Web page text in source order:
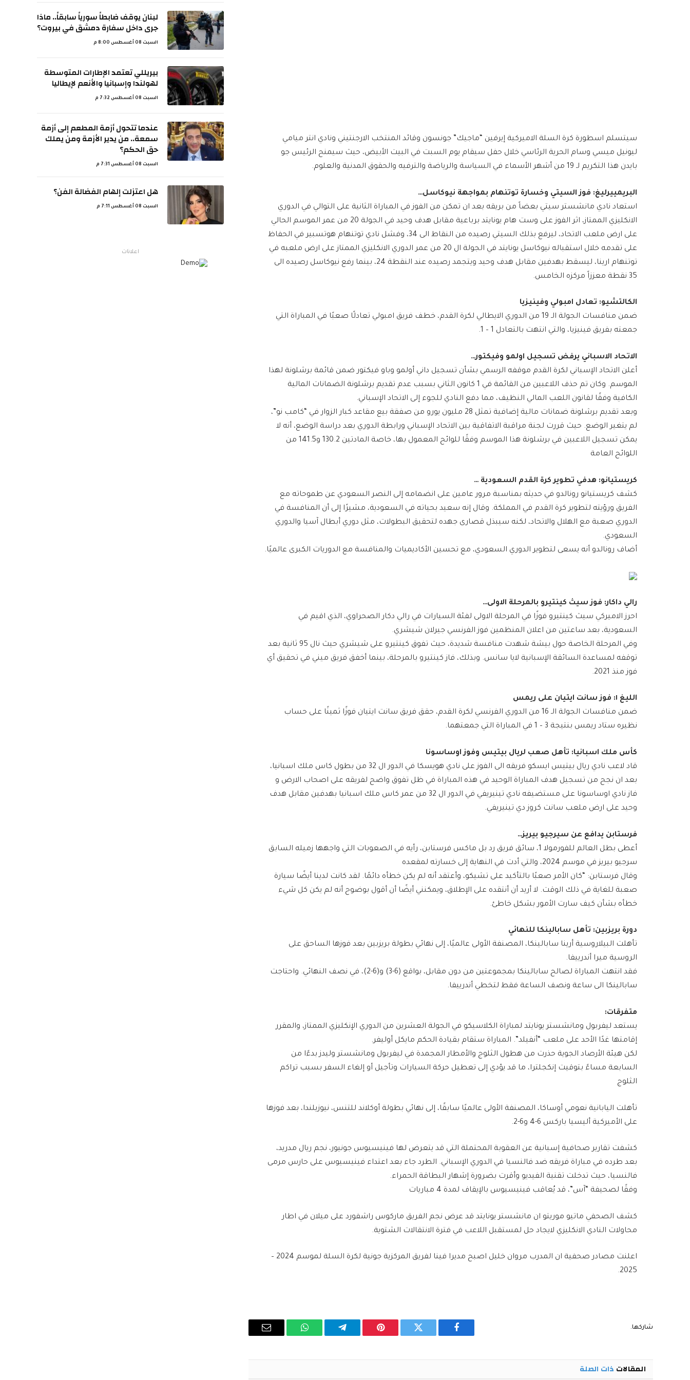
سيتسلم اسطورة كرة السلة الاميركية إيرفين “ماجيك” جونسون وقائد المنتخب الارجنتيني ونادي انتر ميامي ​​
ليونيل ميسي​​ وسام الحرية الرئاسي خلال حفل سيقام يوم السبت في البيت الأبيض، حيث سيمنح الرئيس ​جو
بايدن​ هذا التكريم لـ 19 من أشهر الأسماء في السياسة والرياضة والترفيه والحقوق المدنية والعلوم.
البريمييرليغ: فوز السيتي وخسارة توتنهام بمواجهة نيوكاسل…
استعاد نادي ​​مانشستر سيتي​​ بعضاً من بريقه بعد ان تمكن من الفوز في المباراة الثانية على التوالي في ​الدوري
الانكليزي الممتاز​، اثر الفوز على ​​وست هام يونايتد​​ برباعية مقابل هدف وحيد في الجولة 20 من عمر الموسم الحالي
على ارض ملعب الاتحاد، ليرفع بذلك السيتي رصيده من النقاط الى 34، وفشل نادي ​توتنهام هوتسبير​ في الحفاظ
على تقدمه خلال استقباله ​نيوكاسل يونايتد​ في الجولة ال 20 من عمر ​الدوري الانكليزي الممتاز​ على ارض ملعبه في
توتنهام ارينا، ليسقط بهدفين مقابل هدف وحيد ويتجمد رصيده عند النقطة 24، بينما رفع نيوكاسل رصيده الى
35 نقطة معززاً مركزه الخامس.
الكالتشيو: تعادل امبولي وفينيزيا
ضمن منافسات الجولة الـ 19 من ​الدوري الايطالي لكرة القدم​، خطف فريق ​امبولي​ تعادلًا صعبًا في المباراة التي
جمعته بفريق ​فينيزيا​، والتي انتهت بالتعادل 1 – 1.
​الاتحاد الاسباني​ يرفض تسجيل اولمو وفيكتور…
أعلن ​الاتحاد الإسباني لكرة القدم​ موقفه الرسمي بشأن تسجيل ​​داني أولمو​​ و​باو فيكتور​ ضمن قائمة ​برشلونة​ لهذا
الموسم. وكان تم حذف اللاعبين من القائمة في 1 كانون الثاني بسبب عدم تقديم برشلونة الضمانات المالية
الكافية وفقًا لقانون اللعب المالي النظيف، مما دفع النادي للجوء إلى الاتحاد الإسباني.
وبعد تقديم برشلونة ضمانات مالية إضافية تمثل 28 مليون يورو من صفقة بيع مقاعد كبار الزوار في “​كامب نو​”،
لم يتغير الوضع. حيث قررت لجنة مراقبة الاتفاقية بين الاتحاد الإسباني ورابطة الدوري بعد دراسة الوضع، أنه لا
يمكن تسجيل اللاعبين في برشلونة هذا الموسم وفقًا للوائح المعمول بها، خاصة المادتين 130.2 و141.5 من
اللوائح العامة
كريستيانو: هدفي تطوير كرة القدم السعودية …
كشف ​​كريستيانو رونالدو​​ في حديثه بمناسبة مرور عامين على انضمامه إلى ​النصر​ السعودي عن طموحاته مع
الفريق ورؤيته لتطوير كرة القدم في المملكة. وقال إنه سعيد بحياته في السعودية، مشيرًا إلى أن المنافسة في
الدوري صعبة مع ​الهلال​ و​الاتحاد​، لكنه سيبذل قصارى جهده لتحقيق البطولات، مثل ​دوري أبطال آسيا​ و​الدوري
السعودي​.
أضاف رونالدو أنه يسعى لتطوير الدوري السعودي، مع تحسين الأكاديميات والمنافسة مع الدوريات الكبرى عالميًا.
​رالي داكار​: فوز سيث كينتيرو بالمرحلة الاولى…
احرز الاميركي ​سيث كينتيرو​ فوزًا في المرحلة الاولى لفئة السيارات في ​رالي دكار​ الصحراوي، الذي اقيم في
السعودية، بعد ساعتين من اعلان المنظمين فوز الفرنسي جيرلان شيشري.
وفي المرحلة الخاصة حول بيشة شهدت منافسة شديدة، حيث تفوق كينتيرو على شيشري حيث نال 95 ثانية بعد
توقفه لمساعدة السائقة الإسبانية لايا سانس. وبذلك، فاز كينتيرو بالمرحلة، بينما أخفق فريق ميني في تحقيق أي
فوز منذ 2021.
الليغ ١: فوز سانت ايتيان على ريمس
ضمن منافسات الجولة الـ 16 من ​الدوري الفرنسي لكرة القدم​، حقق فريق ​سانت ايتيان​ فوزًا ثمينًا على حساب
نظيره ​ستاد ريمس​ بنتيجة 3 – 1 في المباراة التي جمعتهما.
كأس ملك اسبانيا: تأهل صعب لريال بيتيس وفوز اوساسونا
قاد لاعب نادي ​ريال بيتيس​ ايسكو فريقه الى الفوز على نادي ​هويسكا​ في الدور ال 32 من بطول ​كاس ملك اسبانيا​،
بعد ان نجح من تسجيل هدف المباراة الوحيد في هذه المباراة في ظل تفوق واضح لفريقه على اصحاب الارض و
فاز نادي ​اوساسونا​ على مستضيفه نادي ​تينيريفي​ في الدور ال 32 من عمر ​كاس ملك اسبانيا​ بهدفين مقابل هدف
وحيد على ارض ملعب سانت كروز دي تينيريفي.
فرستابن يدافع عن سيرجيو بيريز…
أعطى بطل العالم للفورمولا 1، سائق فريق ​رد بل​ ​​ماكس فرستابن​​، رأيه في الصعوبات التي واجهها زميله السابق ​
سرجيو بيريز​ في موسم 2024، والتي أدت في النهاية إلى خسارته لمقعده
وقال فرستابن: “كان الأمر صعبًا بالتأكيد على تشيكو، وأعتقد أنه لم يكن خطأه دائمًا. لقد كانت لدينا أيضًا سيارة
صعبة للغاية في ذلك الوقت. لا أريد أن أنتقده على الإطلاق، ويمكنني أيضًا أن أقول بوضوح أنه لم يكن كل شيء
خطأه بشأن كيف سارت الأمور بشكل خاطئ.
دورة بريزبين: تأهل سابالينكا للنهائي
تأهلت البيلاروسية ​أرينا سابالينكا​، المصنفة الأولى عالميًا، إلى نهائي ​بطولة بريزبين​ بعد فوزها الساحق على
الروسية ​ميرا أندرييفا​.
فقد انتهت المباراة لصالح سابالينكا بمجموعتين من دون مقابل، بواقع (6-3) و(6-2)، في نصف النهائي. واحتاجت
سابالينكا الى ساعة ونصف الساعة فقط لتخطي أندرييفا.
متفرقات:
يستعد ​ليفربول​ و​مانشستر يونايتد​ لمباراة الكلاسيكو في الجولة العشرين من ​الدوري الإنكليزي الممتاز​، والمقرر
إقامتها غدًا الأحد على ملعب “أنفيلد”. المباراة ستقام بقيادة الحكم ​مايكل أوليفر​.
لكن هيئة الأرصاد الجوية حذرت من هطول الثلوج والأمطار المجمدة في ليفربول ومانشستر وليدز بدءًا من
السابعة مساءً بتوقيت إنكجلترا، ما قد يؤدي إلى تعطيل حركة السيارات وتأجيل أو إلغاء السفر بسبب تراكم
الثلوج
تأهلت اليابانية ​نعومي أوساكا​، المصنفة الأولى عالميًا سابقًا، إلى نهائي ​بطولة أوكلاند للتنس​، نيوزيلندا، بعد فوزها
على الأميركية ​أليسيا باركس​ 6-4 و6-2.
كشفت تقارير صحافية إسبانية عن العقوبة المحتملة التي قد يتعرض لها ​فينيسيوس جونيور​، نجم ​ريال مدريد​،
بعد طرده في مباراة فريقه ضد ​فالنسيا​ في ​الدوري الإسباني​. الطرد جاء بعد اعتداء فينيسيوس على حارس مرمى
فالنسيا، حيث تدخلت تقنية الفيديو وأقرت بضرورة إشهار البطاقة الحمراء.
وفقًا لصحيفة “آس”، قد يُعاقب فينيسيوس بالإيقاف لمدة 4 مباريات
كشف الصحفي ماتيو موريتو ان ​مانشستر يونايتد​ قد عرض نجم الفريق ​ماركوس راشفورد​ على ​ميلان​ في اطار
محاولات النادي الانكليزي لايجاد حل لمستقبل اللاعب في فترة الانتقالات الشتوية.
اعلنت مصادر صحفية ان المدرب ​مروان خليل​ اصبح مديرا فينا لفريق ​المركزية جونية​ لكرة السلة لموسم 2024 –
2025.
شاركها.
فيسبوك تويتر بينتيريستتيلقرام واتساب
البريد
المقالات ذات الصلة
لبنان يوقف ضابطاً سورياً سابقاً.. ماذا
جرى داخل سفارة دمشق في بيروت؟
السبت 08 أغسطس 8:00 م
بيريللي تعتمد الإطارات المتوسطة
لهولندا وإسبانيا والأنعم لإيطاليا
السبت 08 أغسطس 7:32 م
عندما تتحول أزمة المطعم إلى أزمة
سمعة.. من يدير الأزمة ومن يملك
حق الحكم؟
السبت 08 أغسطس 7:31 م
هل اعتزلت إلهام الفضالة الفن؟
السبت 08 أغسطس 7:11 م
اعلانات